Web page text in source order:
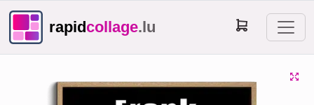
rapidcollage.lu